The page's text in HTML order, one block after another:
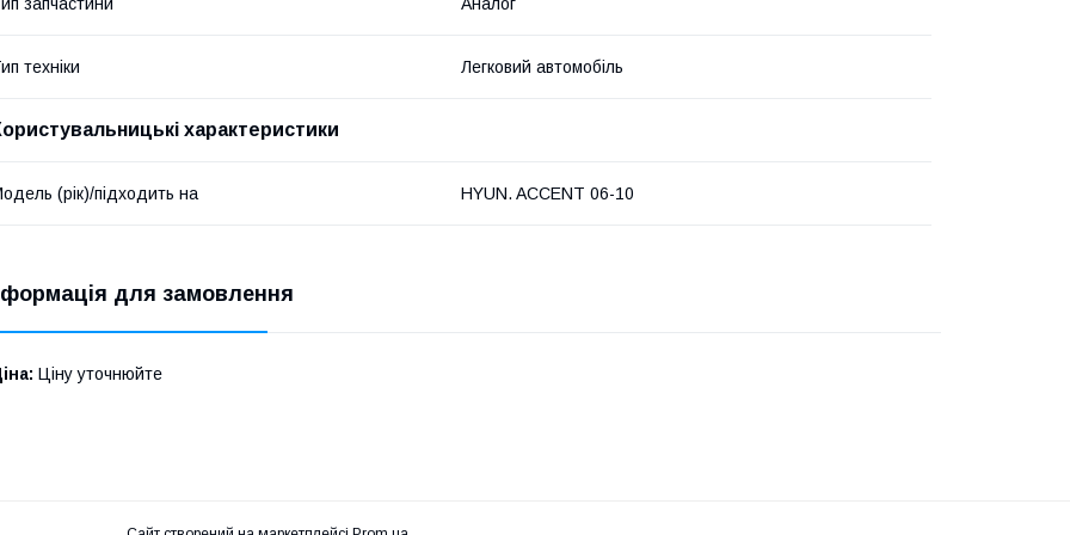
техніки Легковий автомобіль
характеристики
(рік)/підходить на HYUN. ACCENT 06-10
для замовлення
Ціну уточнюйте